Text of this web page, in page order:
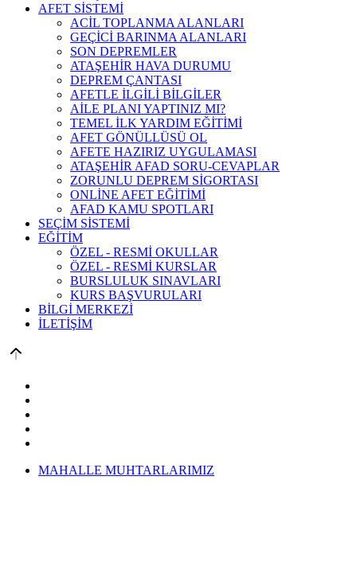
AFET SİSTEMİ
ACİL TOPLANMA ALANLARI
GEÇİCİ BARINMA ALANLARI
SON DEPREMLER
ATAŞEHİR HAVA DURUMU
DEPREM ÇANTASI
AFETLE İLGİLİ BİLGİLER
AİLE PLANI YAPTINIZ MI?
TEMEL İLK YARDIM EĞİTİMİ
AFET GÖNÜLLÜSÜ OL
AFETE HAZIRIZ UYGULAMASI
ATAŞEHİR AFAD SORU-CEVAPLAR
ZORUNLU DEPREM SİGORTASI
ONLİNE AFET EĞİTİMİ
AFAD KAMU SPOTLARI
SEÇİM SİSTEMİ
EĞİTİM
ÖZEL - RESMİ OKULLAR
ÖZEL - RESMİ KURSLAR
BURSLULUK SINAVLARI
KURS BAŞVURULARI
BİLGİ MERKEZİ
İLETİŞİM
MAHALLE MUHTARLARIMIZ